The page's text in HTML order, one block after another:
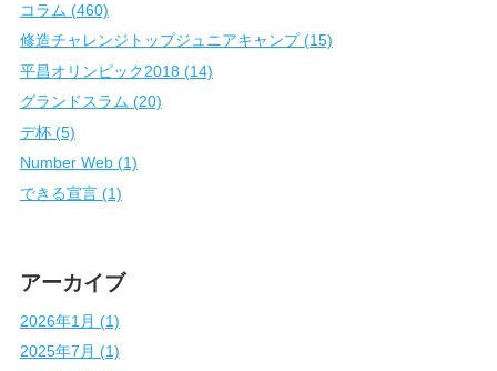
コラム (460)
修造チャレンジトップジュニアキャンプ (15)
平昌オリンピック2018 (14)
グランドスラム (20)
デ杯 (5)
Number Web (1)
できる宣言 (1)
アーカイブ
2026年1月 (1)
2025年7月 (1)